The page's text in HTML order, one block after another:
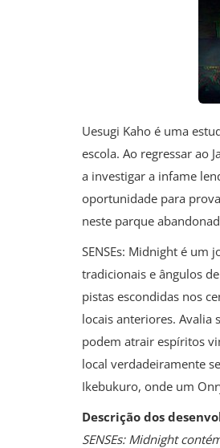
Uesugi Kaho é uma
escola. Ao regressar ao
a investigar a infame
oportunidade para
neste parque
SENSEs: Midnight é
tradicionais e ângulos
pistas escondidas nos
locais anteriores. Avalia
podem atrair espíritos
local verdadeiramente
Ikebukuro, onde um
Descrição dos
SENSEs: Midnight